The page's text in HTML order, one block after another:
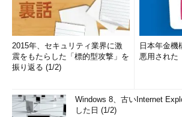
2015年、セキュリティ業界に激
震をもたらした「標的型攻撃」を
振り返る (1/2)
日本年金機
悪用された
Windows 8、古いInternet
した日 (1/2)